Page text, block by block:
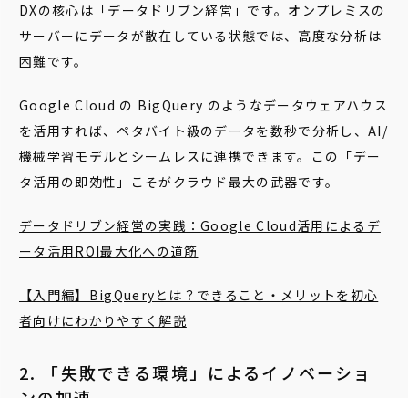
DXの核心は「データドリブン経営」です。オンプレミスの
サーバーにデータが散在している状態では、高度な分析は
困難です。
Google Cloud の BigQuery のようなデータウェアハウス
を活用すれば、ペタバイト級のデータを数秒で分析し、AI/
機械学習モデルとシームレスに連携できます。この「デー
タ活用の即効性」こそがクラウド最大の武器です。
データドリブン経営の実践：Google Cloud活用によるデ
ータ活用ROI最大化への道筋
【入門編】BigQueryとは？できること・メリットを初心
者向けにわかりやすく解説
2. 「失敗できる環境」によるイノベーショ